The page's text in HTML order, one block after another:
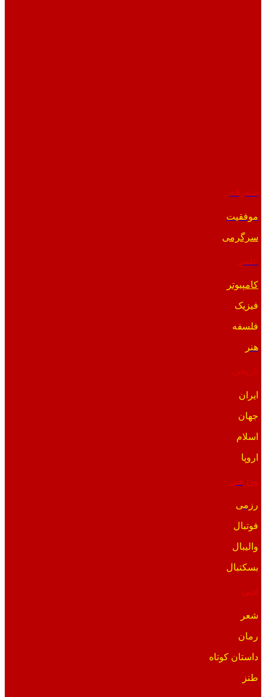
موفقیت
سرگرمی
کامپیوتر
فیزیک
فلسفه
هنر
ایران
جهان
اسلام
اروپا
ورزشی
رزمی
فوتبال
والیبال
بسکتبال
ادبی
شعر
رمان
داستان کوتاه
طنز